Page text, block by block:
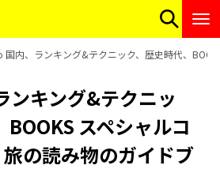
国内、ランキング&テクニック、歴史時代、
ンキング&テクニッ
BOOKS スペシャルコ
の読み物のガイドブ